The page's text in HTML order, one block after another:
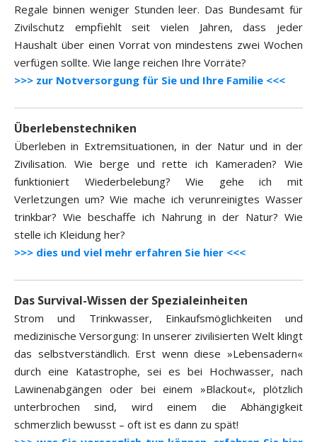
Regale binnen weniger Stunden leer. Das Bundesamt für
Zivilschutz empfiehlt seit vielen Jahren, dass jeder
Haushalt über einen Vorrat von mindestens zwei Wochen
verfügen sollte. Wie lange reichen Ihre Vorräte?
>>> zur Notversorgung für Sie und Ihre Familie <<<
Überlebenstechniken
Überleben in Extremsituationen, in der Natur und in der
Zivilisation. Wie berge und rette ich Kameraden? Wie
funktioniert Wiederbelebung? Wie gehe ich mit
Verletzungen um? Wie mache ich verunreinigtes Wasser
trinkbar? Wie beschaffe ich Nahrung in der Natur? Wie
stelle ich Kleidung her?
>>> dies und viel mehr erfahren Sie hier <<<
Das Survival-Wissen der Spezialeinheiten
Strom und Trinkwasser, Einkaufsmöglichkeiten und
medizinische Versorgung: In unserer zivilisierten Welt klingt
das selbstverständlich. Erst wenn diese »Lebensadern«
durch eine Katastrophe, sei es bei Hochwasser, nach
Lawinenabgängen oder bei einem »Blackout«, plötzlich
unterbrochen sind, wird einem die Abhängigkeit
schmerzlich bewusst – oft ist es dann zu spät!